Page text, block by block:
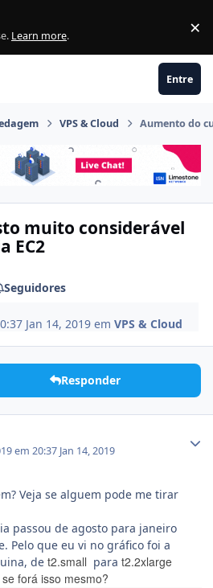
Learn more. ×
Entre
VPS & Cloud Aumento do
muito considerável
EC2
Seguidores
Jan 14, 2019 emVPS & Cloud
Responder
em 20:37 Jan 14, 2019
Veja se alguem pode me tirar
passou de agosto para janeiro
Pelo que eu vi no gráfico foi a
de t2.small para t2.2xlarge
forá isso mesmo?